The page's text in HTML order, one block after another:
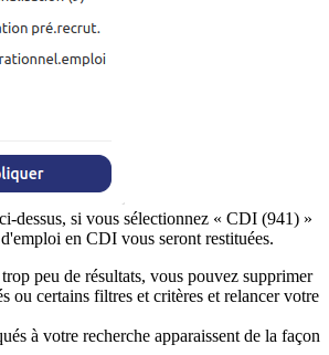
dessus, si vous sélectionnez « CDI (941) »
en CDI vous seront restituées.
peu de résultats, vous pouvez supprimer
ou certains filtres et critères et relancer votre
à votre recherche apparaissent de la façon